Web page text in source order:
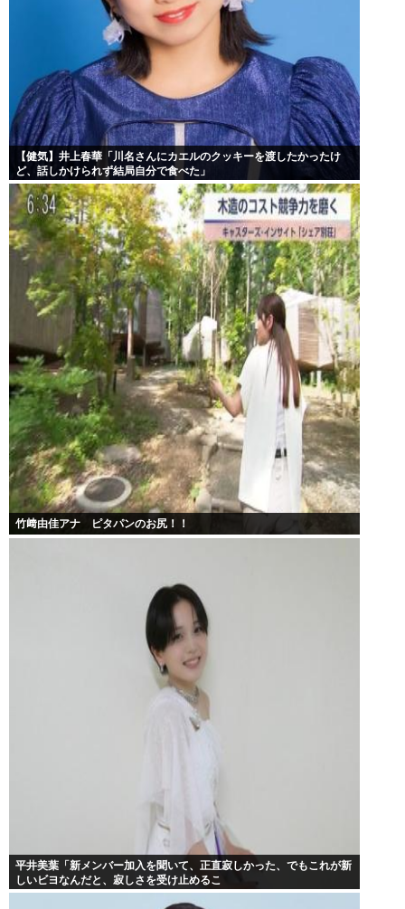
【健気】井上春華「川名さんにカエルのクッキーを渡したかったけ
ど、話しかけられず結局自分で食べた」
竹﨑由佳アナ ピタパンのお尻！！
平井美葉「新メンバー加入を聞いて、正直寂しかった、でもこれが新
しいビヨなんだと、寂しさを受け止めるこ